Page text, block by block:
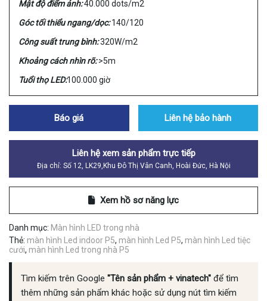
Mật độ điểm ảnh:40.000 dots/m2
Góc tối thiểu ngang/dọc:140/120
Công suất trung bình:320W/m2
Khoảng cách nhìn rõ:>5m
Tuổi thọ LED:100.000 giờ
Báo giá Liên hệ bảo hành
Liên hệ xem sản phẩm trực tiếp
Địa chỉ: Số 12, LK29,Khu Đô Thị Vân Canh, Hoài Đức, Hà Nội
Xem hồ sơ năng lực
Danh mục: Màn hình LED trong nhà
Thẻ: màn hình Led indoor P5, màn hình Led P5, màn hình Led tiệc
cưới, màn hình Led trong nhà P5
Tìm kiếm trên Google "Tên sản phẩm + vinatech" để tìm
thêm những sản phẩm khác hoặc sử dụng nút tìm kiếm